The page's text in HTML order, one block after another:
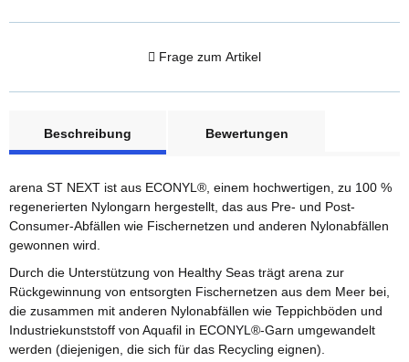
Frage zum Artikel
Beschreibung
Bewertungen
arena ST NEXT ist aus ECONYL®, einem hochwertigen, zu 100 %
regenerierten Nylongarn hergestellt, das aus Pre- und Post-
Consumer-Abfällen wie Fischernetzen und anderen Nylonabfällen
gewonnen wird.
Durch die Unterstützung von Healthy Seas trägt arena zur
Rückgewinnung von entsorgten Fischernetzen aus dem Meer bei,
die zusammen mit anderen Nylonabfällen wie Teppichböden und
Industriekunststoff von Aquafil in ECONYL®-Garn umgewandelt
werden (diejenigen, die sich für das Recycling eignen).